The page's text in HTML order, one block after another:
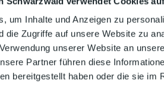
um Inhalte und Anzeigen zu
die Zugriffe auf unsere Website zu
unserer Website an
Partner führen diese
bereitgestellt haben oder die sie im